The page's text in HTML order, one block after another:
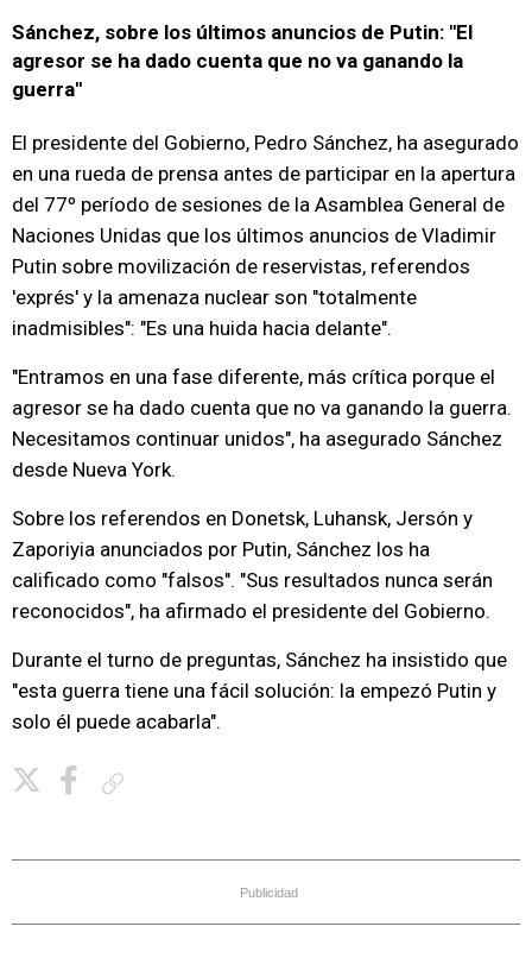
Sánchez, sobre los últimos anuncios de Putin: "El
agresor se ha dado cuenta que no va ganando la
guerra"
El presidente del Gobierno, Pedro Sánchez, ha asegurado
en una rueda de prensa antes de participar en la apertura
del 77º período de sesiones de la Asamblea General de
Naciones Unidas que los últimos anuncios de Vladimir
Putin sobre movilización de reservistas, referendos
'exprés' y la amenaza nuclear son "totalmente
inadmisibles": "Es una huida hacia delante".
"Entramos en una fase diferente, más crítica porque el
agresor se ha dado cuenta que no va ganando la guerra.
Necesitamos continuar unidos", ha asegurado Sánchez
desde Nueva York.
Sobre los referendos en Donetsk, Luhansk, Jersón y
Zaporiyia anunciados por Putin, Sánchez los ha
calificado como "falsos". "Sus resultados nunca serán
reconocidos", ha afirmado el presidente del Gobierno.
Durante el turno de preguntas, Sánchez ha insistido que
"esta guerra tiene una fácil solución: la empezó Putin y
solo él puede acabarla".
Publicidad